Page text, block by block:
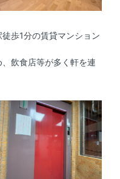
歩1分の賃貸マンション
飲食店等が多く軒を連